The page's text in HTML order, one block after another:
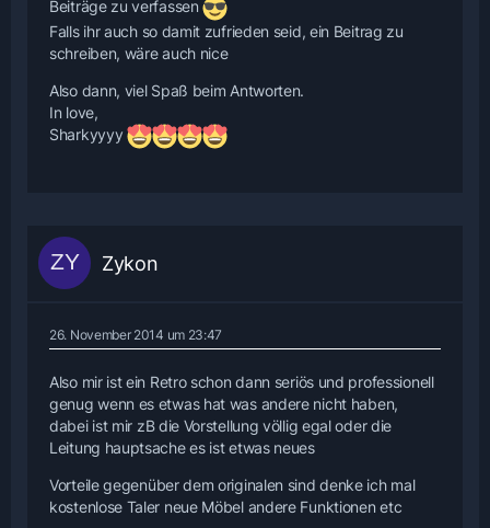
Beiträge zu verfassen
Falls ihr auch so damit zufrieden seid, ein Beitrag zu
schreiben, wäre auch nice
Also dann, viel Spaß beim Antworten.
In love,
Sharkyyyy
Zykon
26. November 2014 um 23:47
Also mir ist ein Retro schon dann seriös und professionell
genug wenn es etwas hat was andere nicht haben,
dabei ist mir zB die Vorstellung völlig egal oder die
Leitung hauptsache es ist etwas neues
Vorteile gegenüber dem originalen sind denke ich mal
kostenlose Taler neue Möbel andere Funktionen etc